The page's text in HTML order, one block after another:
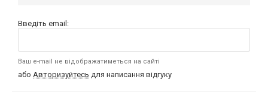
Введіть email:
Ваш e-mail не відображатиметься на сайті
або Авторизуйтесь для написання відгуку